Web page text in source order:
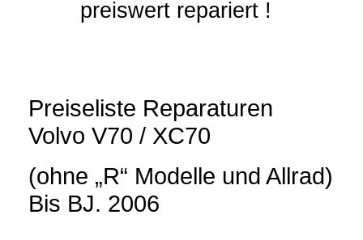
preiswert repariert !
Preiseliste Reparaturen
Volvo V70 / XC70
(ohne „R“ Modelle und Allrad)
Bis BJ. 2006